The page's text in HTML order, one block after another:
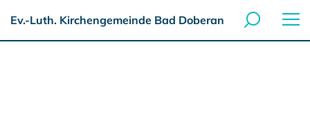
Ev.-Luth. Kirchengemeinde Bad Doberan